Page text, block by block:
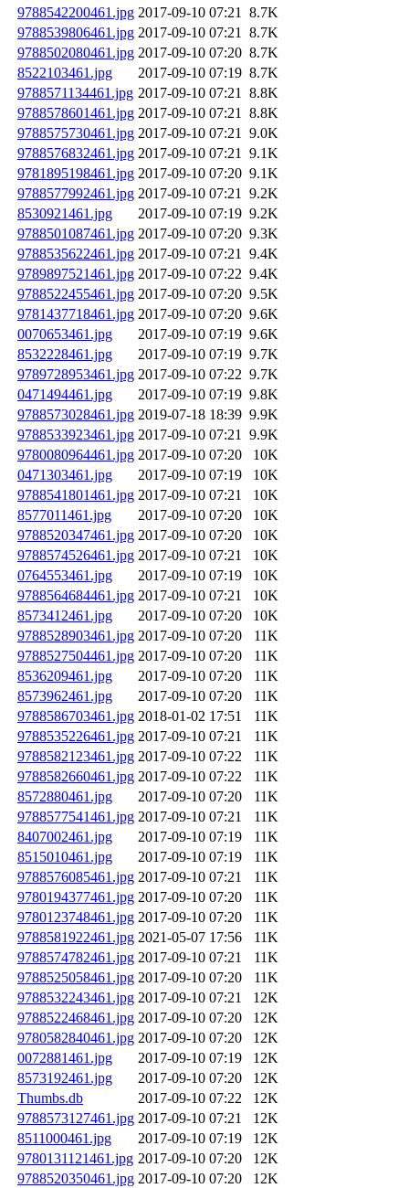
9788542200461.jpg 2017-09-10 07:21 8.7K
9788539806461.jpg 2017-09-10 07:21 8.7K
9788502080461.jpg 2017-09-10 07:20 8.7K
8522103461.jpg
2017-09-10 07:19 8.7K
9788571134461.jpg 2017-09-10 07:21 8.8K
9788578601461.jpg 2017-09-10 07:21 8.8K
9788575730461.jpg 2017-09-10 07:21 9.0K
9788576832461.jpg 2017-09-10 07:21 9.1K
9781895198461.jpg 2017-09-10 07:20 9.1K
9788577992461.jpg 2017-09-10 07:21 9.2K
8530921461.jpg
2017-09-10 07:19 9.2K
9788501087461.jpg 2017-09-10 07:20 9.3K
9788535622461.jpg 2017-09-10 07:21 9.4K
9789897521461.jpg 2017-09-10 07:22 9.4K
9788522455461.jpg 2017-09-10 07:20 9.5K
9781437718461.jpg 2017-09-10 07:20 9.6K
0070653461.jpg
2017-09-10 07:19 9.6K
8532228461.jpg
2017-09-10 07:19 9.7K
9789728953461.jpg 2017-09-10 07:22 9.7K
0471494461.jpg
2017-09-10 07:19 9.8K
9788573028461.jpg 2019-07-18 18:39 9.9K
9788533923461.jpg 2017-09-10 07:21 9.9K
9780080964461.jpg 2017-09-10 07:20
10K
0471303461.jpg
2017-09-10 07:19
10K
9788541801461.jpg 2017-09-10 07:21
10K
8577011461.jpg
2017-09-10 07:20
10K
9788520347461.jpg 2017-09-10 07:20
10K
9788574526461.jpg 2017-09-10 07:21
10K
0764553461.jpg
2017-09-10 07:19
10K
9788564684461.jpg 2017-09-10 07:21
10K
8573412461.jpg
2017-09-10 07:20
10K
9788528903461.jpg 2017-09-10 07:20
11K
9788527504461.jpg 2017-09-10 07:20
11K
8536209461.jpg
2017-09-10 07:20
11K
8573962461.jpg
2017-09-10 07:20
11K
9788586703461.jpg 2018-01-02 17:51
11K
9788535226461.jpg 2017-09-10 07:21
11K
9788582123461.jpg 2017-09-10 07:22
11K
9788582660461.jpg 2017-09-10 07:22
11K
8572880461.jpg
2017-09-10 07:20
11K
9788577541461.jpg 2017-09-10 07:21
11K
8407002461.jpg
2017-09-10 07:19
11K
8515010461.jpg
2017-09-10 07:19
11K
9788576085461.jpg 2017-09-10 07:21
11K
9780194377461.jpg 2017-09-10 07:20
11K
9780123748461.jpg 2017-09-10 07:20
11K
9788581922461.jpg 2021-05-07 17:56
11K
9788574782461.jpg 2017-09-10 07:21
11K
9788525058461.jpg 2017-09-10 07:20
11K
9788532243461.jpg 2017-09-10 07:21
12K
9788522468461.jpg 2017-09-10 07:20
12K
9780582840461.jpg 2017-09-10 07:20
12K
0072881461.jpg
2017-09-10 07:19
12K
8573192461.jpg
2017-09-10 07:20
12K
Thumbs.db
2017-09-10 07:22
12K
9788573127461.jpg 2017-09-10 07:21
12K
8511000461.jpg
2017-09-10 07:19
12K
9780131121461.jpg 2017-09-10 07:20
12K
9788520350461.jpg 2017-09-10 07:20
12K